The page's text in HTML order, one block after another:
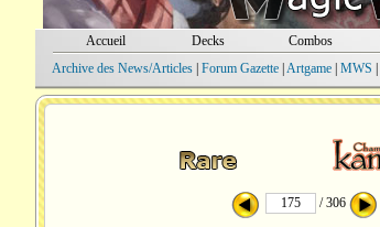
Accueil Decks Combos
Archive des News/Articles| Forum Gazette| Artgame| MWS
/ 306